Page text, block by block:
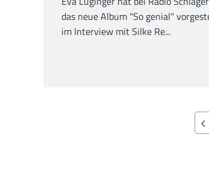
das neue Album "So genial"
im Interview mit Silke Re...